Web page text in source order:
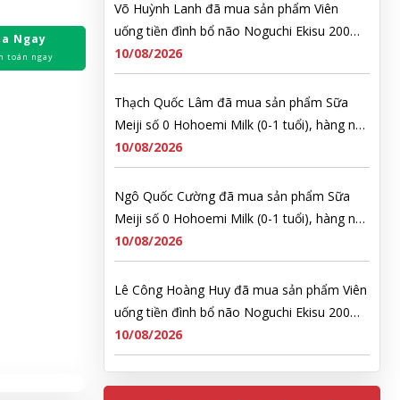
Ngay
toán ngay
Võ Huỳnh Lanh đã mua sản phẩm Viên
uống tiền đình bổ não Noguchi Ekisu 200
Viên
10/08/2026
Thạch Quốc Lâm đã mua sản phẩm Sữa
Meiji số 0 Hohoemi Milk (0-1 tuổi), hàng nội
địa Nhật (hộp thiếc 800g)
10/08/2026
Ngô Quốc Cường đã mua sản phẩm Sữa
Meiji số 0 Hohoemi Milk (0-1 tuổi), hàng nội
địa Nhật (hộp thiếc 800g)
10/08/2026
Lê Công Hoàng Huy đã mua sản phẩm Viên
uống tiền đình bổ não Noguchi Ekisu 200
Viên
10/08/2026
Hoàng Nhật Nam đã mua sản phẩm Sữa